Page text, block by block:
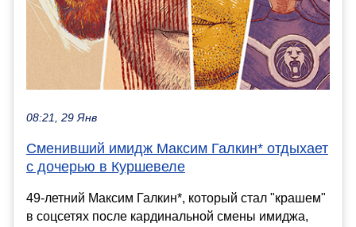
08:21, 29 Янв
Сменивший имидж Максим Галкин* отдыхает
с дочерью в Куршевеле
49-летний Максим Галкин*, который стал "крашем"
в соцсетях после кардинальной смены имиджа,